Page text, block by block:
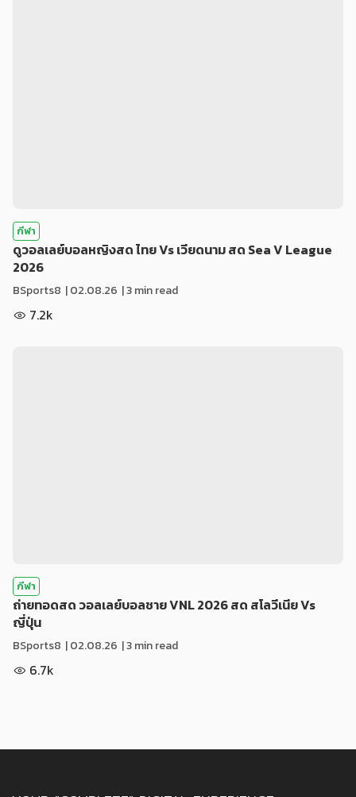
กีฬา
ดูวอลเลย์บอลหญิงสด ไทย Vs เวียดนาม สด Sea V League
2026
BSports8 |02.08.26 | 3 min read
7.2k
กีฬา
ถ่ายทอดสด วอลเลย์บอลชาย VNL 2026 สด สโลวีเนีย Vs
ญี่ปุ่น
BSports8 |02.08.26 | 3 min read
6.7k